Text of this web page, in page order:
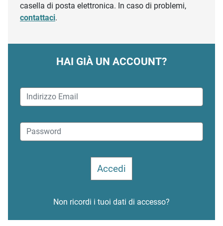
casella di posta elettronica. In caso di problemi,
contattaci.
HAI GIÀ UN ACCOUNT?
Non ricordi i tuoi dati di accesso?